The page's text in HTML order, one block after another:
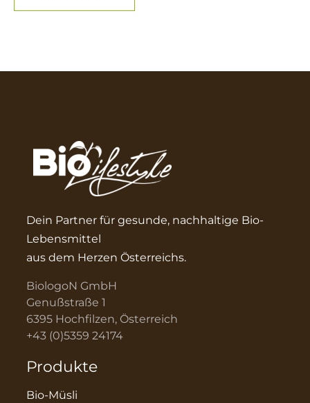
Dein Partner für gesunde, nachhaltige Bio-
Lebensmittel
aus dem Herzen Österreichs.
BiologoN GmbH
Genußstraße 1
6395 Hochfilzen, Österreich
+43 (0)5359 24174
Produkte
Bio-Müsli